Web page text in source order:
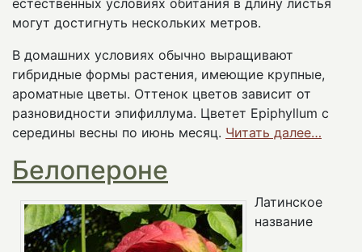
естественных условиях обитания в длину листья
могут достигнуть нескольких метров.
В домашних условиях обычно выращивают
гибридные формы растения, имеющие крупные,
ароматные цветы. Оттенок цветов зависит от
разновидности эпифиллума. Цветет Epiphyllum с
середины весны по июнь месяц. Читать далее…
Белопероне
Латинское
название